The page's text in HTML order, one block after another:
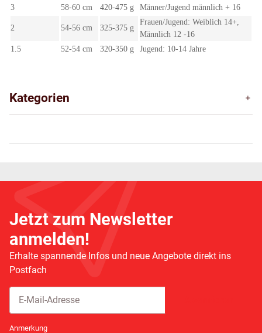
3 58-60 cm 420-475 g Männer/Jugend männlich + 16
2 54-56 cm 325-375 g
Frauen/Jugend: Weiblich 14+,
Männlich 12 -16
1.5
52-54 cm 320-350 g Jugend: 10-14 Jahre
Kategorien
Jetzt zum Newsletter
anmelden!
Erhalte spannende Infos und neue Angebote direkt ins
Postfach
Anmerkung